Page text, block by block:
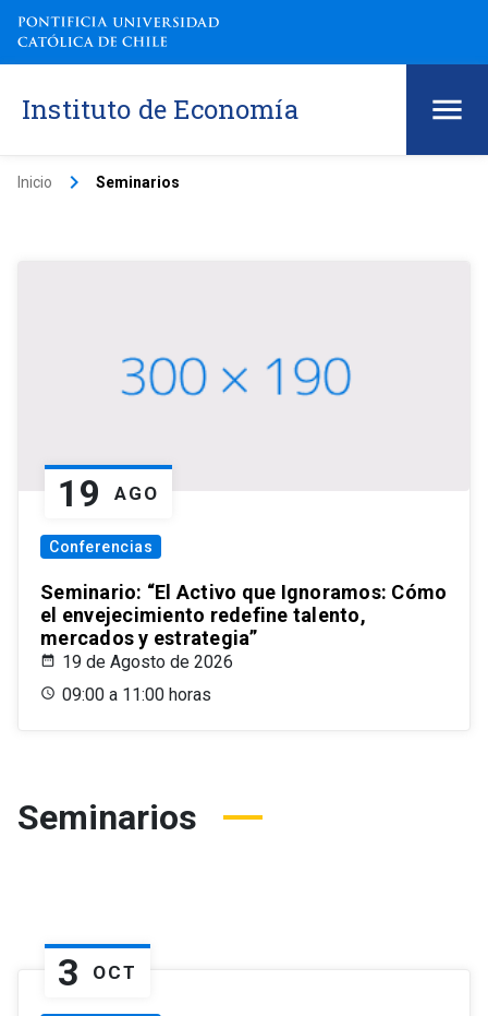
Instituto de Economía
Inicio keyboard_arrow_right Seminarios
19 AGO
Conferencias
Seminario: “El Activo que Ignoramos: Cómo
el envejecimiento redefine talento,
mercados y estrategia”
19 de Agosto de 2026
09:00 a 11:00 horas
Seminarios
3 OCT